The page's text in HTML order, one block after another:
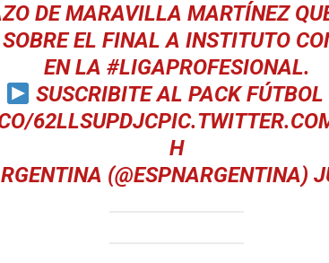
DE MARAVILLA MARTÍNEZ
EL FINAL A INSTITUTO
EN LA #LIGAPROFESIONAL.
SUSCRIBITE AL PACK FÚTBOL
62LLSUPDJC
H
(@ESPNARGENTINA)